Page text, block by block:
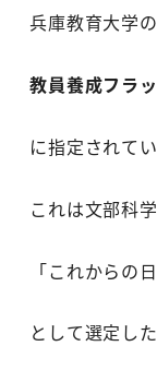
兵庫教育大学
教員養成フラ
に指定されて
これは文部科学
「これからの
として選定し